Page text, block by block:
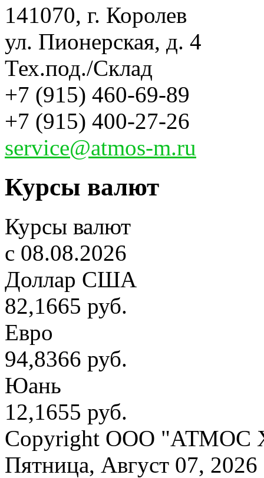
141070, г. Королев
ул. Пионерская, д. 4
Тех.под./Склад
+7 (915) 460-69-89
+7 (915) 400-27-26
service@atmos-m.ru
Курсы валют
Курсы валют
c 08.08.2026
Доллар США
82,1665 руб.
Евро
94,8366 руб.
Юань
12,1655 руб.
Copyright OOO "АТМОС
Пятница, Август 07, 2026